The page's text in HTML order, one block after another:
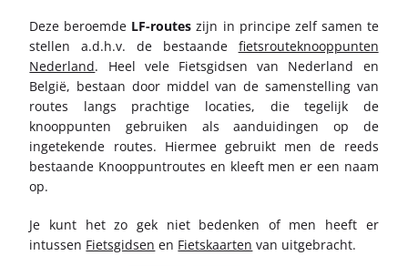
Deze beroemde LF-routes zijn in principe zelf samen te
stellen a.d.h.v. de bestaande fietsrouteknooppunten
Nederland. Heel vele Fietsgidsen van Nederland en
België, bestaan door middel van de samenstelling van
routes langs prachtige locaties, die tegelijk de
knooppunten gebruiken als aanduidingen op de
ingetekende routes. Hiermee gebruikt men de reeds
bestaande Knooppuntroutes en kleeft men er een naam
op.
Je kunt het zo gek niet bedenken of men heeft er
intussen Fietsgidsen en Fietskaarten van uitgebracht.